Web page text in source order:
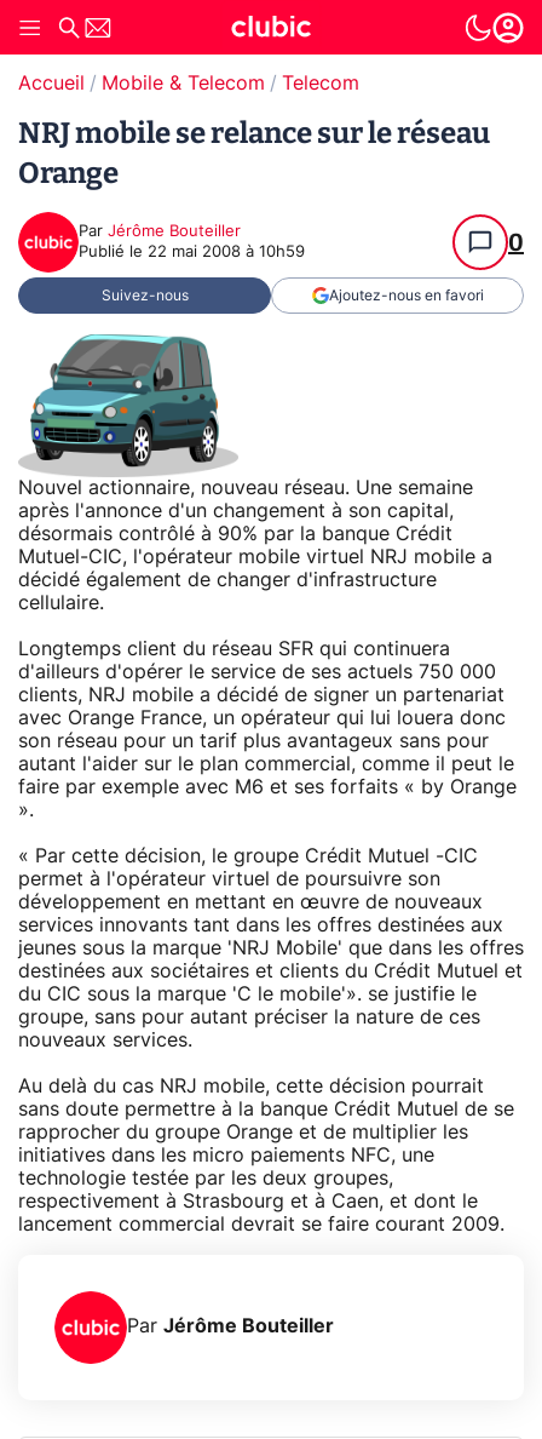
Accueil Mobile & Telecom Telecom
NRJ mobile se relance sur le réseau
Orange
Par Jérôme Bouteiller
Publié le 22 mai 2008 à 10h59 0
Suivez-nous Ajoutez-nous en favori
Nouvel actionnaire, nouveau réseau. Une semaine
après l'annonce d'un changement à son capital,
désormais contrôlé à 90% par la banque Crédit
Mutuel-CIC, l'opérateur mobile virtuel NRJ mobile a
décidé également de changer d'infrastructure
cellulaire.
Longtemps client du réseau SFR qui continuera
d'ailleurs d'opérer le service de ses actuels 750 000
clients, NRJ mobile a décidé de signer un partenariat
avec Orange France, un opérateur qui lui louera donc
son réseau pour un tarif plus avantageux sans pour
autant l'aider sur le plan commercial, comme il peut le
faire par exemple avec M6 et ses forfaits « by Orange
».
« Par cette décision, le groupe Crédit Mutuel -CIC
permet à l'opérateur virtuel de poursuivre son
développement en mettant en œuvre de nouveaux
services innovants tant dans les offres destinées aux
jeunes sous la marque 'NRJ Mobile' que dans les offres
destinées aux sociétaires et clients du Crédit Mutuel et
du CIC sous la marque 'C le mobile'». se justifie le
groupe, sans pour autant préciser la nature de ces
nouveaux services.
Au delà du cas NRJ mobile, cette décision pourrait
sans doute permettre à la banque Crédit Mutuel de se
rapprocher du groupe Orange et de multiplier les
initiatives dans les micro paiements NFC, une
technologie testée par les deux groupes,
respectivement à Strasbourg et à Caen, et dont le
lancement commercial devrait se faire courant 2009.
Par Jérôme Bouteiller